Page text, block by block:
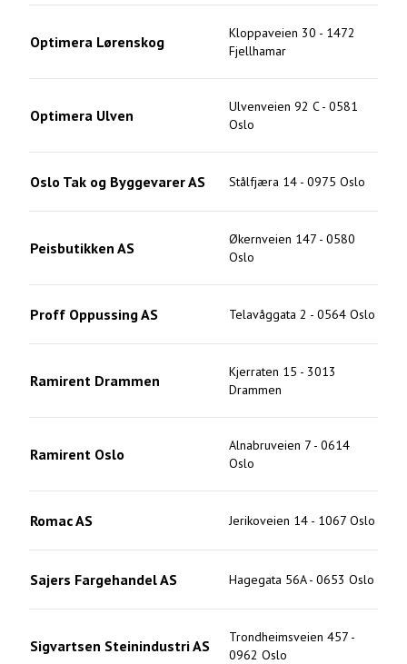
Optimera Lørenskog Kloppaveien 30 - 1472
Fjellhamar
Optimera Ulven Ulvenveien 92 C- 0581
Oslo
Oslo Tak og Byggevarer AS Stålfjæra 14 - 0975 Oslo
Peisbutikken AS Økernveien 147 - 0580
Oslo
Proff Oppussing AS Telavåggata 2 - 0564 Oslo
Ramirent Drammen Kjerraten 15 - 3013
Drammen
Ramirent Oslo Alnabruveien 7 - 0614
Oslo
Romac AS Jerikoveien 14 - 1067 Oslo
Sajers Fargehandel AS Hagegata 56A- 0653 Oslo
Sigvartsen Steinindustri AS Trondheimsveien 457 -
0962 Oslo